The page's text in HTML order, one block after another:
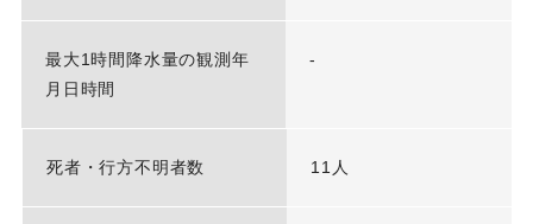
最大1時間降水量の観測年
月日時間
-
死者・行方不明者数 11人